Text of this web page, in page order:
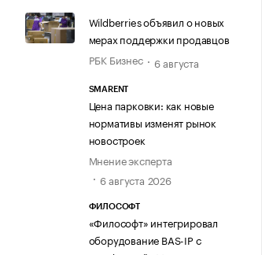
Wildberries объявил о новых
мерах поддержки продавцов
РБК Бизнес
6 августа
SMARENT
Цена парковки: как новые
нормативы изменят рынок
новостроек
Мнение эксперта
6 августа 2026
ФИЛОСОФТ
«Философт» интегрировал
оборудование BAS-IP с